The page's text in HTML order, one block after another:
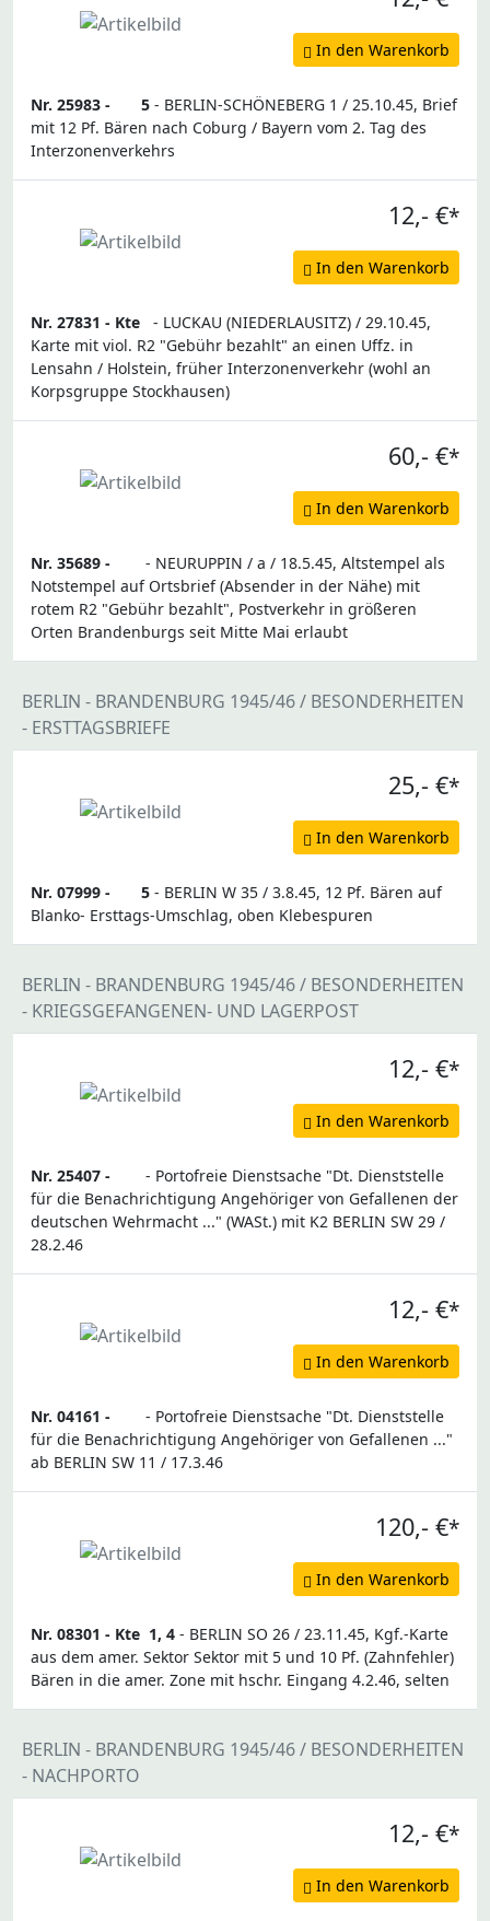
In den Warenkorb
Nr. 25983 - 5 - BERLIN-SCHÖNEBERG 1 / 25.10.45, Brief
mit 12 Pf. Bären nach Coburg / Bayern vom 2. Tag des
Interzonenverkehrs
12,- €*
In den Warenkorb
Nr. 27831 - Kte
- LUCKAU (NIEDERLAUSITZ) / 29.10.45,
Karte mit viol. R2 "Gebühr bezahlt" an einen Uffz. in
Lensahn / Holstein, früher Interzonenverkehr (wohl an
Korpsgruppe Stockhausen)
60,- €*
In den Warenkorb
Nr. 35689 -
- NEURUPPIN / a / 18.5.45, Altstempel als
Notstempel auf Ortsbrief (Absender in der Nähe) mit
rotem R2 "Gebühr bezahlt", Postverkehr in größeren
Orten Brandenburgs seit Mitte Mai erlaubt
BERLIN - BRANDENBURG 1945/46 / BESONDERHEITEN
- ERSTTAGSBRIEFE
25,- €*
In den Warenkorb
Nr. 07999 - 5 - BERLIN W 35 / 3.8.45, 12 Pf. Bären auf
Blanko- Ersttags-Umschlag, oben Klebespuren
BERLIN - BRANDENBURG 1945/46 / BESONDERHEITEN
- KRIEGSGEFANGENEN- UND LAGERPOST
12,- €*
In den Warenkorb
Nr. 25407 -
- Portofreie Dienstsache "Dt. Dienststelle
für die Benachrichtigung Angehöriger von Gefallenen der
deutschen Wehrmacht ..." (WASt.) mit K2 BERLIN SW 29 /
28.2.46
12,- €*
In den Warenkorb
Nr. 04161 -
- Portofreie Dienstsache "Dt. Dienststelle
für die Benachrichtigung Angehöriger von Gefallenen ..."
ab BERLIN SW 11 / 17.3.46
120,- €*
In den Warenkorb
Nr. 08301 - Kte 1, 4 - BERLIN SO 26 / 23.11.45, Kgf.-Karte
aus dem amer. Sektor Sektor mit 5 und 10 Pf. (Zahnfehler)
Bären in die amer. Zone mit hschr. Eingang 4.2.46, selten
BERLIN - BRANDENBURG 1945/46 / BESONDERHEITEN
- NACHPORTO
12,- €*
In den Warenkorb